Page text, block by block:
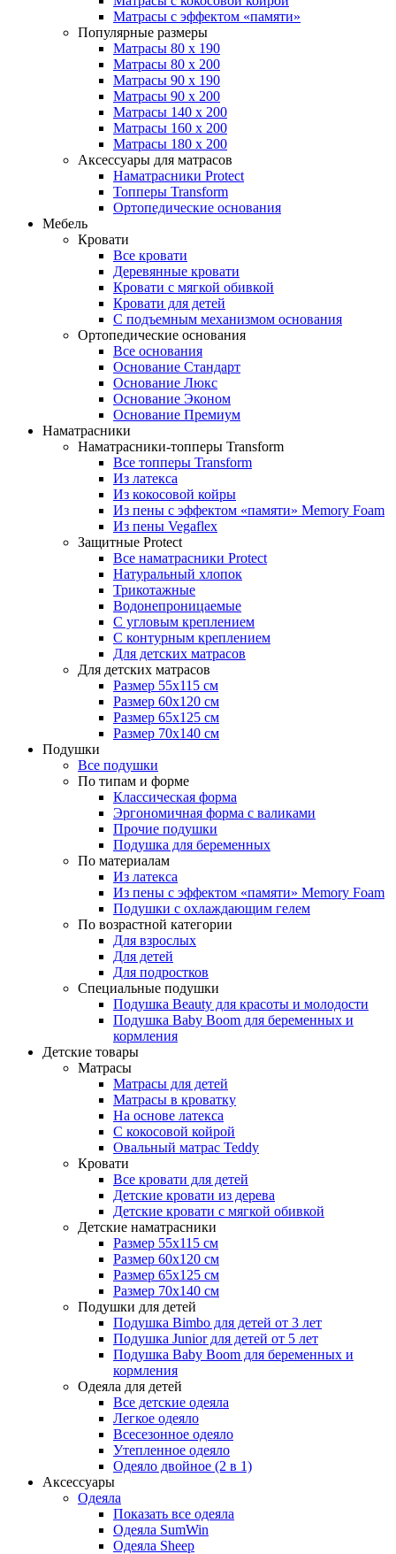
Матрасы с эффектом «памяти»
Популярные размеры
Матрасы 80 x 190
Матрасы 80 x 200
Матрасы 90 x 190
Матрасы 90 x 200
Матрасы 140 x 200
Матрасы 160 x 200
Матрасы 180 x 200
Аксессуары для матрасов
Наматрасники Protect
Топперы Transform
Ортопедические основания
Мебель
Кровати
Все кровати
Деревянные кровати
Кровати с мягкой обивкой
Кровати для детей
С подъемным механизмом основания
Ортопедические основания
Все основания
Основание Стандарт
Основание Люкс
Основание Эконом
Основание Премиум
Наматрасники
Наматрасники-топперы Transform
Все топперы Transform
Из латекса
Из кокосовой койры
Из пены с эффектом «памяти» Memory Foam
Из пены Vegaflex
Защитные Protect
Все наматрасники Protect
Натуральный хлопок
Трикотажные
Водонепроницаемые
С угловым креплением
С контурным креплением
Для детских матрасов
Для детских матрасов
Размер 55x115 см
Размер 60x120 см
Размер 65x125 см
Размер 70x140 см
Подушки
Все подушки
По типам и форме
Классическая форма
Эргономичная форма с валиками
Прочие подушки
Подушка для беременных
По материалам
Из латекса
Из пены с эффектом «памяти» Memory Foam
Подушки с охлаждающим гелем
По возрастной категории
Для взрослых
Для детей
Для подростков
Специальные подушки
Подушка Beauty для красоты и молодости
Подушка Baby Boom для беременных и
кормления
Детские товары
Матрасы
Матрасы для детей
Матрасы в кроватку
На основе латекса
С кокосовой койрой
Овальный матрас Teddy
Кровати
Все кровати для детей
Детские кровати из дерева
Детские кровати с мягкой обивкой
Детские наматрасники
Размер 55x115 см
Размер 60x120 см
Размер 65x125 см
Размер 70x140 см
Подушки для детей
Подушка Bimbo для детей от 3 лет
Подушка Junior для детей от 5 лет
Подушка Baby Boom для беременных и
кормления
Одеяла для детей
Все детские одеяла
Легкое одеяло
Всесезонное одеяло
Утепленное одеяло
Одеяло двойное (2 в 1)
Аксессуары
Одеяла
Показать все одеяла
Одеяла SumWin
Одеяла Sheep